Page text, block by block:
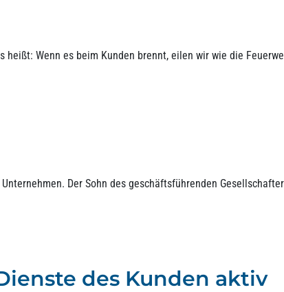
Wenn es beim Kunden brennt, eilen wir wie die
Der Sohn des geschäftsführenden
des Kunden aktiv